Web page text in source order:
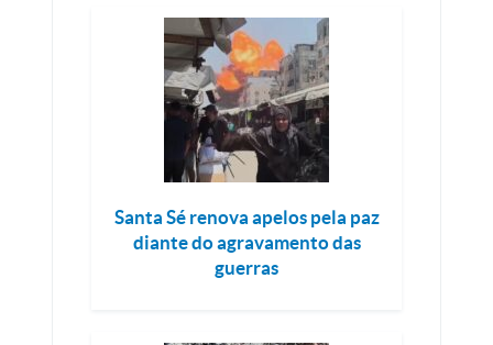
Santa Sé renova apelos pela paz
diante do agravamento das
guerras